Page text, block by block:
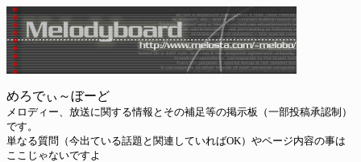
めろでぃ～ぼーど
メロディー、放送に関する情報とその補足等の掲示板（一部投稿承認制）
です。
単なる質問（今出ている話題と関連していればOK）やページ内容の事は
ここじゃないですよ